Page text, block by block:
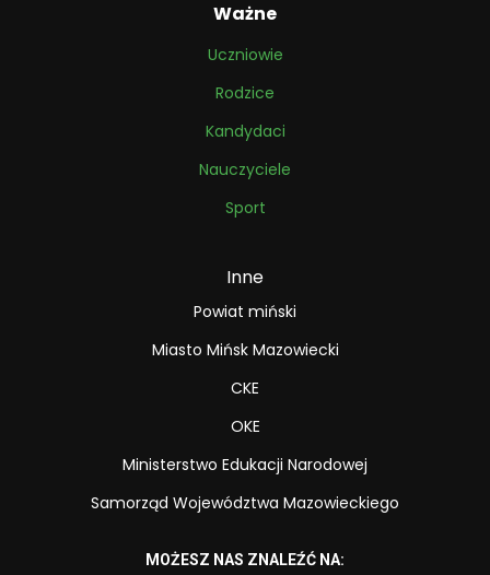
Ważne
Uczniowie
Rodzice
Kandydaci
Nauczyciele
Sport
Inne
Powiat miński
Miasto Mińsk Mazowiecki
CKE
OKE
Ministerstwo Edukacji Narodowej
Samorząd Województwa Mazowieckiego
MOŻESZ NAS ZNALEŹĆ NA: